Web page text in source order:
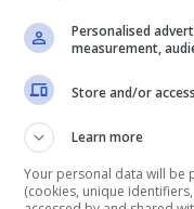
Personalised
measurement,
Store and/or
Learn more
Your personal data will be
(cookies, unique